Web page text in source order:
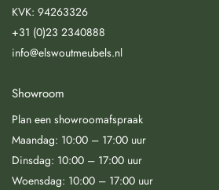
KVK: 94263326
+31 (0)23 2340888
info@elswoutmeubels.nl
Showroom
Plan een showroomafspraak
Maandag: 10:00 – 17:00 uur
Dinsdag: 10:00 – 17:00 uur
Woensdag: 10:00 – 17:00 uur